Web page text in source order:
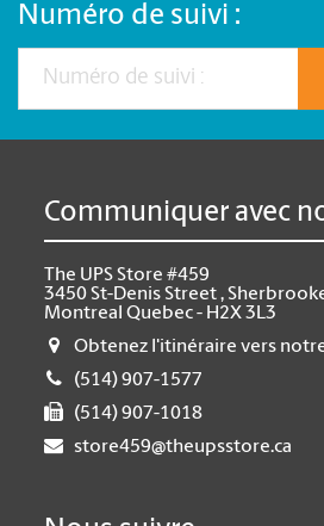
Numéro de suivi :
Communiquer avec
The UPS Store #459
3450 St-Denis Street ,
Montreal Quebec - H2X 3L3
Obtenez l'itinéraire vers
(514) 907-1577
(514) 907-1018
store459@theupsstore.ca